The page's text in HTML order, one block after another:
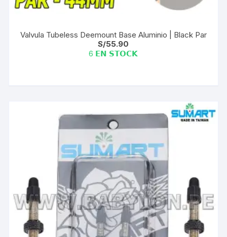
Valvula Tubeless Deemount Base Aluminio | Black Par
S/55.90
6 𝗘𝗡 𝗦𝗧𝗢𝗖𝗞